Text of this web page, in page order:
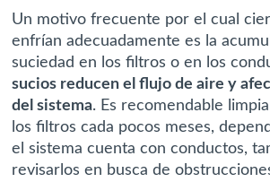
Un motivo frecuente por el cual
enfrían adecuadamente es la
suciedad en los filtros o en los
sucios reducen el flujo de aire y
del sistema. Es recomendable
los filtros cada pocos meses,
el sistema cuenta con conductos,
revisarlos en busca de